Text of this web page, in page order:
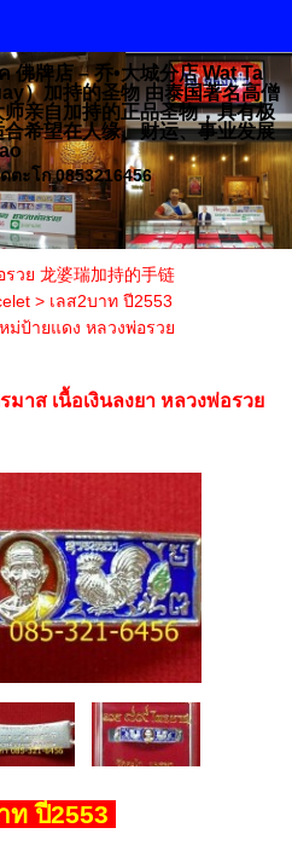
牌店 – 乔•大城分店 Wat Ta
）加持的圣物 由泰国著名高僧
亲自加持的正品圣物，具有极
希望在人缘、财运、事业发展
ตะโก 0853216456
วย 龙婆瑞加持的手链
> เลส2บาท ปี2553
ม่ป้ายแดง หลวงพ่อรวย
มาส เนื้อเงินลงยา หลวงพ่อรวย
ท ปี2553